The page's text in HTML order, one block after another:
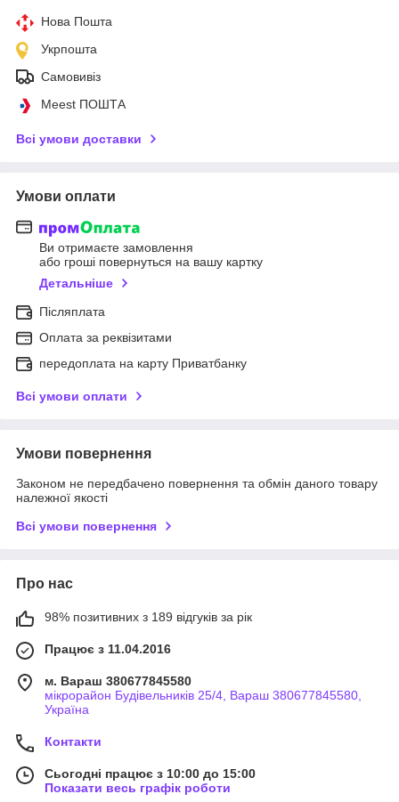
Нова Пошта
Укрпошта
Самовивіз
Meest ПОШТА
Всі умови доставки
Умови оплати
Ви отримаєте замовлення
або гроші повернуться на вашу картку
Детальніше
Післяплата
Оплата за реквізитами
передоплата на карту Приватбанку
Всі умови оплати
Умови повернення
Законом не передбачено повернення та обмін даного товару
належної якості
Всі умови повернення
Про нас
98% позитивних з 189 відгуків за рік
Працює з 11.04.2016
м. Вараш 380677845580
мікрорайон Будівельників 25/4, Вараш 380677845580,
Україна
Контакти
Сьогодні працює з 10:00 до 15:00
Показати весь графік роботи